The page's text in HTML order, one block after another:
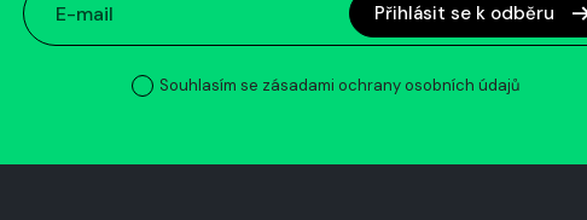
Přihlásit se k odběru
Souhlasím se zásadami ochrany osobních údajů